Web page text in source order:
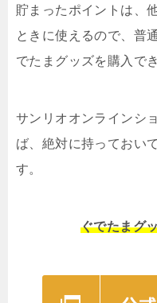
貯まったポイントは、
ときに使えるので、普
でたまグッズを購入で
サンリオオンラインシ
ば、絶対に持っておい
す。
ぐでたまグ